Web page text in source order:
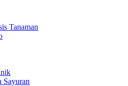
Tanaman
Sayuran